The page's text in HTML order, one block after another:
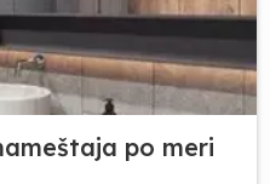
po meri